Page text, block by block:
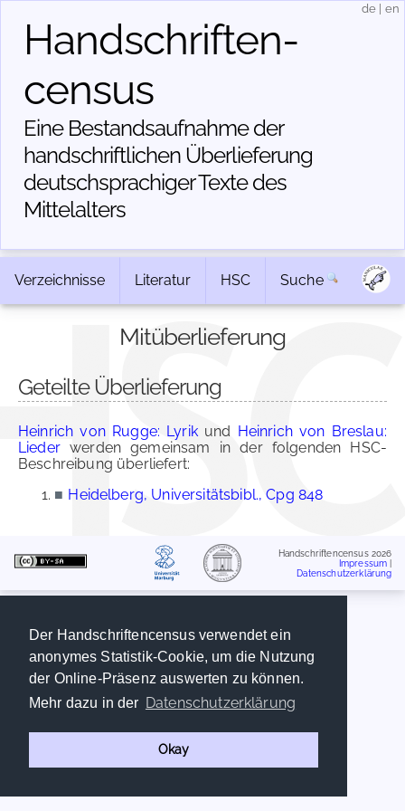
Der Handschriftencensus verwendet ein
anonymes Statistik-Cookie, um die Nutzung
der Online-Präsenz auswerten zu können.
Mehr dazu in der Datenschutzerklärung
Okay
Handschriften­
census
Eine Bestandsaufnahme der
handschriftlichen Über­lieferung
deutschsprachiger Texte des
Mittelalters
de en
Verzeichnisse Literatur HSC Suche
Mitüberlieferung
Geteilte Überlieferung
Heinrich von Rugge: Lyrikund Heinrich von Breslau:
Liederwerden gemeinsam in der folgenden HSC-
Beschreibung überliefert:
■ Heidelberg, Universitätsbibl., Cpg 848
Handschriftencensus 2026
Impressum
Datenschutzerklärung